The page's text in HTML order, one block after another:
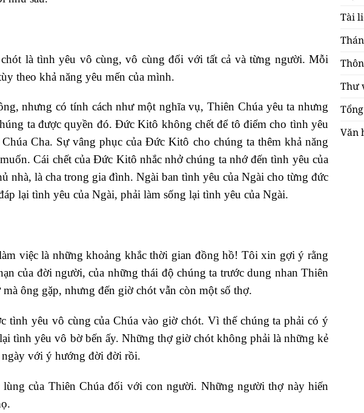
là tình yêu vô cùng, vô cùng đối với tất cả và từng người. Mỗi
theo khả năng yêu mến của mình.
nhưng có tính cách như một nghĩa vụ, Thiên Chúa yêu ta nhưng
ta được quyền đó. Đức Kitô không chết để tô điểm cho tình yêu
Cha. Sự vâng phục của Đức Kitô cho chúng ta thêm khả năng
Cái chết của Đức Kitô nhắc nhở chúng ta nhớ đến tình yêu của
nhà, là cha trong gia đình. Ngài ban tình yêu của Ngài cho từng đức
lại tình yêu của Ngài, phải làm sống lại tình yêu của Ngài.
việc là những khoảng khắc thời gian đồng hồ! Tôi xin gợi ý rằng
của đời người, của những thái độ chúng ta trước dung nhan Thiên
ông gặp, nhưng đến giờ chót vẫn còn một số thợ.
tình yêu vô cùng của Chúa vào giờ chót. Vì thế chúng ta phải có ý
tình yêu vô bờ bến ấy. Những thợ giờ chót không phải là những kẻ
ngày với ý hướng đời đời rồi.
của Thiên Chúa đối với con người. Những người thợ này hiến
Tài
Thư
Văn